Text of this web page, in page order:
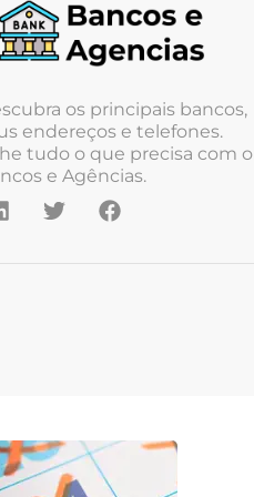
os principais bancos,
endereços e telefones.
tudo o que precisa com o
e Agências.